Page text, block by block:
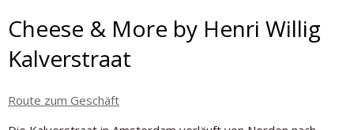
Cheese & More by Henri Willig
Kalverstraat
Route zum Geschäft